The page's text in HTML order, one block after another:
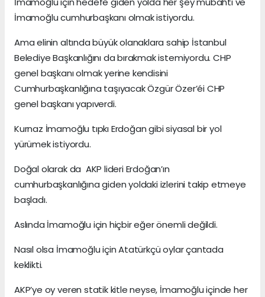
İmamoğlu cumhurbaşkanı olmak istiyordu.
Ama elinin altında büyük olanaklara sahip İstanbul
Belediye Başkanlığını da bırakmak istemiyordu. CHP
genel başkanı olmak yerine kendisini
Cumhurbaşkanlığına taşıyacak Özgür Özer’éi CHP
genel başkanı yapıverdi.
Kurnaz İmamoğlu tıpkı Erdoğan gibi siyasal bir yol
yürümek istiyordu.
Doğal olarak da AKP lideri Erdoğan’ın
cumhurbaşkanlığına giden yoldaki izlerini takip etmeye
başladı.
Aslında İmamoğlu için hiçbir eğer önemli değildi.
Nasıl olsa İmamoğlu için Atatürkçü oylar çantada
keklikti.
AKP’ye oy veren statik kitle neyse, İmamoğlu içinde her